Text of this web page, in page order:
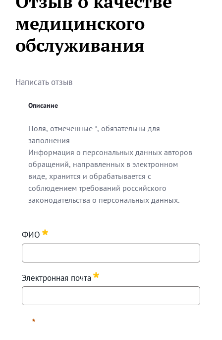
медицинского
обслуживания
Написать отзыв
Описание
Поля, отмеченные *, обязательны для
заполнения
Информация о персональных данных авторов
обращений, направленных в электронном
виде, хранится и обрабатывается с
соблюдением требований российского
законодательства о персональных данных.
Информация о персональных данных авторов
ФИО
Электронная почта